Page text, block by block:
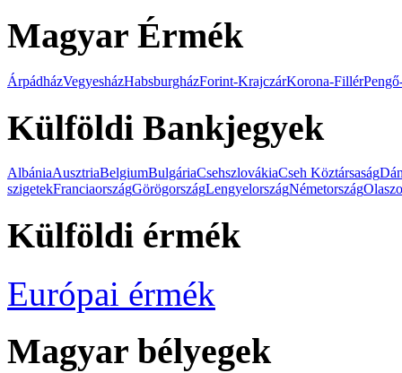
Magyar Érmék
ÁrpádházVegyesházHabsburgházForint-KrajczárKorona-Fillér
Külföldi Bankjegyek
AlbániaAusztriaBelgiumBulgáriaCsehszlovákiaCseh Köztársaság
szigetekFranciaországGörögországLengyelországNémetország
Külföldi érmék
Európai érmék
Magyar bélyegek